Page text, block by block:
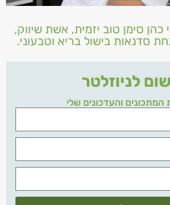
כהן סימן טוב יזמית, אשת שיווק,
סדנאות בישול בריא וטבעוני.
לניוזלטר
המתכונים והעדכונים שלי